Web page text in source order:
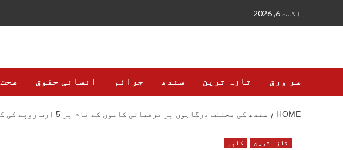
اگست 6, 2026
سر ورق تازہ ترین سندھ جرائم انسانی حقوق
HOME سندھ کی مختلف درگاہوں پر ترقیاتی کاموں کے نام پر 5 ارب روپے کی کرپشن کا انکشاف
تازہ ترین کلچر